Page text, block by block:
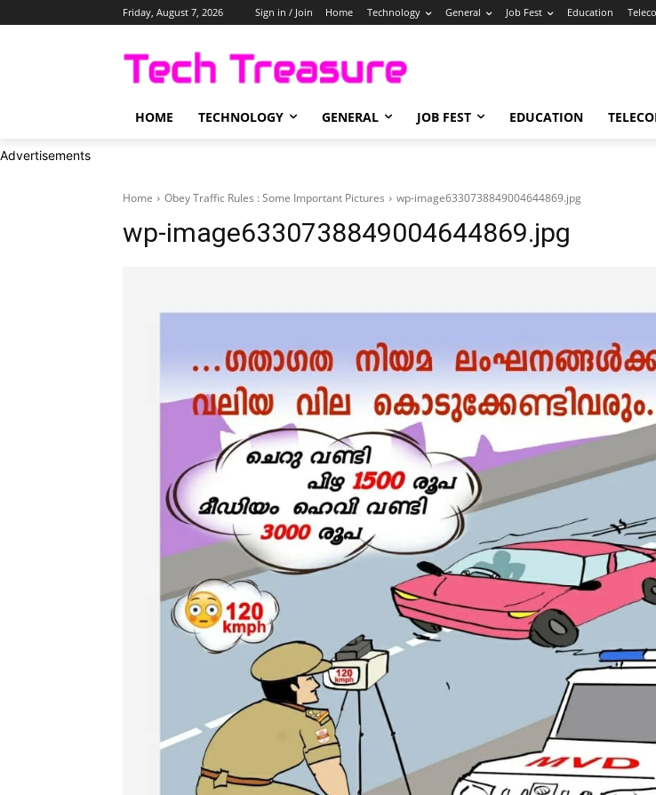
Friday, August 7, 2026 Sign in / Join Home Technology General Job Fest Education
HOME TECHNOLOGY GENERAL JOB FEST EDUCATION
Advertisements
Home Obey Traffic Rules : Some Important Pictures wp-image6330738849004644869.jpg
wp-image6330738849004644869.jpg